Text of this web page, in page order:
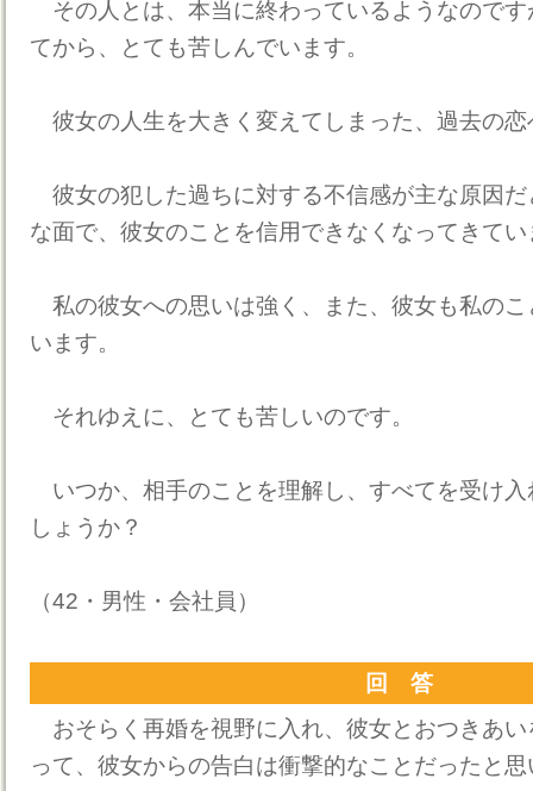
その人とは、本当に終わっているようなので
てから、とても苦しんでいます。
彼女の人生を大きく変えてしまった、過去の恋
彼女の犯した過ちに対する不信感が主な原因
な面で、彼女のことを信用できなくなってきてい
私の彼女への思いは強く、また、彼女も私の
います。
それゆえに、とても苦しいのです。
いつか、相手のことを理解し、すべてを受け
しょうか？
（42・男性・会社員）
回 答
おそらく再婚を視野に入れ、彼女とおつきあ
って、彼女からの告白は衝撃的なことだったと